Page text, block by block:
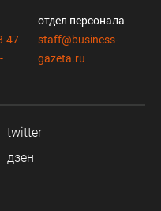
47
отдел персонала
staff@business-
gazeta.ru
twitter
дзен